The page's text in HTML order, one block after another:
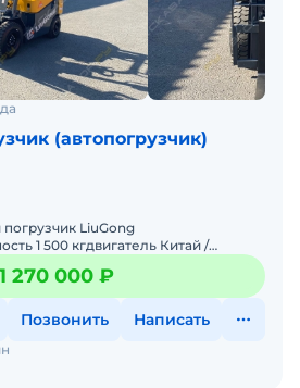
(автопогрузчик)
LiuGong
1 500 кгдвигатель Китай /
высота подъёма 3000
1 270 000 ₽
Позвонить Написать